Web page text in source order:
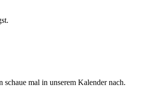
mal in unserem Kalender nach.